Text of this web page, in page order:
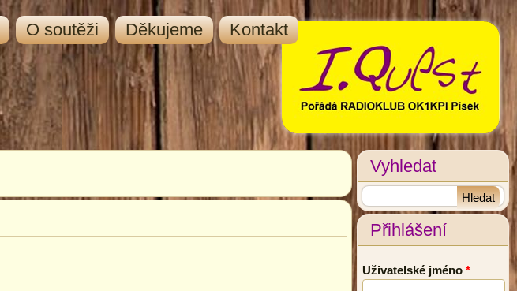
O soutěži Děkujeme Kontakt
Vyhledat
Přihlášení
Uživatelské jméno *